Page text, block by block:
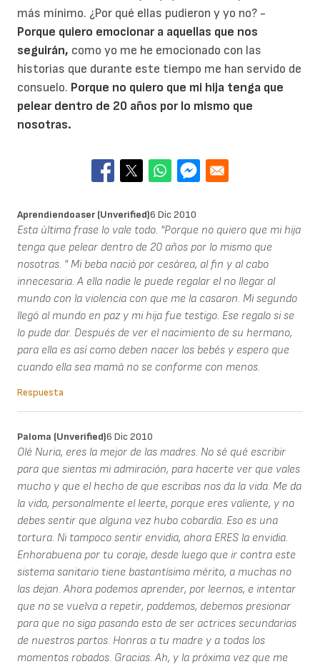
más mínimo. ¿Por qué ellas pudieron y yo no? -
Porque quiero emocionar a aquellas que nos
seguirán, como yo me he emocionado con las
historias que durante este tiempo me han servido de
consuelo. Porque no quiero que mi hija tenga que
pelear dentro de 20 años por lo mismo que
nosotras.
Aprendiendoaser (unverified)6 Dic 2010
Esta última frase lo vale todo. "Porque no quiero que mi hija
tenga que pelear dentro de 20 años por lo mismo que
nosotras. " Mi beba nació por cesárea, al fin y al cabo
innecesaria. A ella nadie le puede regalar el no llegar al
mundo con la violencia con que me la casaron. Mi segundo
llegó al mundo en paz y mi hija fue testigo. Ese regalo si se
lo pude dar. Después de ver el nacimiento de su hermano,
para ella es así como deben nacer los bebés y espero que
cuando ella sea mamá no se conforme con menos.
Respuesta
Paloma (unverified)6 Dic 2010
Olé Nuria, eres la mejor de las madres. No sé qué escribir
para que sientas mi admiración, para hacerte ver que vales
mucho y que el hecho de que escribas nos da la vida. Me da
la vida, personalmente el leerte, porque eres valiente, y no
debes sentir que alguna vez hubo cobardía. Eso es una
tortura. Ni tampoco sentir envidia, ahora ERES la envidia.
Enhorabuena por tu coraje, desde luego que ir contra este
sistema sanitario tiene bastantísimo mérito, a muchas no
las dejan. Ahora podemos aprender, por leernos, e intentar
que no se vuelva a repetir, poddemos, debemos presionar
para que no siga pasando esto de ser actrices secundarias
de nuestros partos. Honras a tu madre y a todos los
momentos robados. Gracias. Ah, y la próxima vez que me